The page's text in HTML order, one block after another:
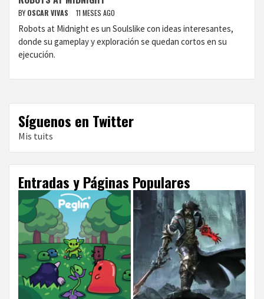
BY OSCAR VIVAS 11 MESES AGO
Robots at Midnight es un Soulslike con ideas interesantes,
donde su gameplay y exploración se quedan cortos en su
ejecución.
Síguenos en Twitter
Mis tuits
Entradas y Páginas Populares